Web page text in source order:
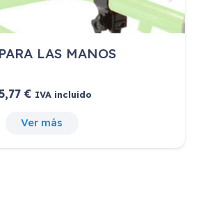
LAS MANOS
€ IVA incluido
Ver más